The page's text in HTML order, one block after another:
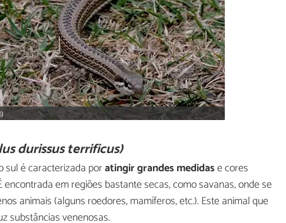
durissus terrificus)
sul é caracterizada poratingir grandes medidase cores
em regiões bastante secas, como savanas, onde se
animais (alguns roedores, mamíferos, etc.). Este animal que
substâncias venenosas.